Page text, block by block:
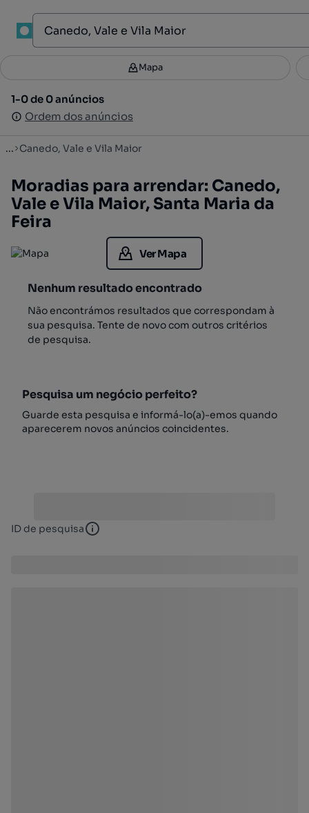
Filtros 3
1-0 de 0 anúncios
Ordem dos anúncios
Mapa
1-0 de 0 anúncios
Ordem dos anúncios
... Canedo, Vale e Vila Maior
Moradias para arrendar: Canedo,
Vale e Vila Maior, Santa Maria da
Feira
Ver Mapa
Nenhum resultado encontrado
Não encontrámos resultados que correspondam à
sua pesquisa. Tente de novo com outros critérios
de pesquisa.
Pesquisa um negócio perfeito?
Guarde esta pesquisa e informá-lo(a)-emos quando
aparecerem novos anúncios coincidentes.
ID de pesquisa ID de pesquisa